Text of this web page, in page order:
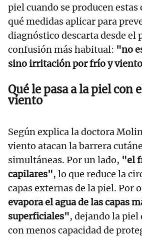
piel cuando se producen
qué medidas aplicar para
diagnóstico descarta desde el
confusión más habitual: "no
sino irritación por frío y
Qué le pasa a la piel con
viento
Según explica la doctora
viento atacan la barrera
simultáneas. Por un lado, "el
capilares", lo que reduce la
capas externas de la piel. Por
evapora el agua de las capas
superficiales", dejando la
con menos capacidad de